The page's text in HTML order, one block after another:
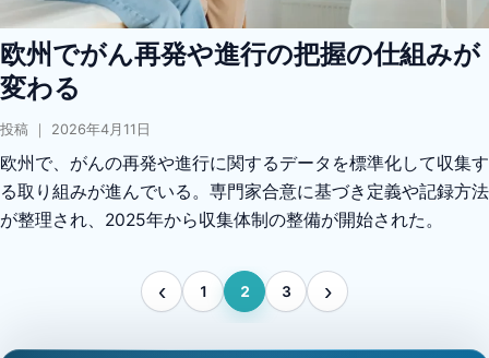
欧州でがん再発や進行の把握の仕組みが
変わる
投稿 ｜ 2026年4月11日
欧州で、がんの再発や進行に関するデータを標準化して収集す
る取り組みが進んでいる。専門家合意に基づき定義や記録方法
が整理され、2025年から収集体制の整備が開始された。
‹
前のページ
1 2 3 ›
次のページ